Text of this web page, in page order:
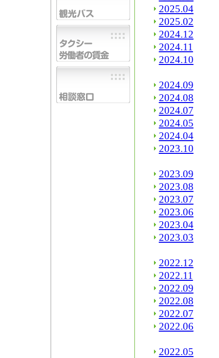
2025.04
2025.02
2024.12
2024.11
2024.10
2024.09
2024.08
2024.07
2024.05
2024.04
2023.10
2023.09
2023.08
2023.07
2023.06
2023.04
2023.03
2022.12
2022.11
2022.09
2022.08
2022.07
2022.06
2022.05